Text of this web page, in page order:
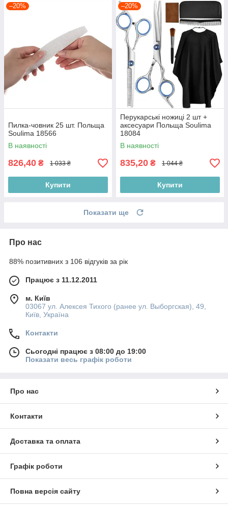
–20%
Пилка-човник 25 шт. Польща
Soulima 18566
В наявності
826,40 ₴ 1 033 ₴
Купити
–20%
Перукарські ножиці 2 шт +
аксесуари Польща Soulima
18084
В наявності
835,20 ₴ 1 044 ₴
Купити
Показати ще
Про нас
88% позитивних з 106 відгуків за рік
Працює з 11.12.2011
м. Київ
03067 ул. Алексея Тихого (ранее ул. Выборгская), 49,
Київ, Україна
Контакти
Сьогодні працює з 08:00 до 19:00
Показати весь графік роботи
Про нас
Контакти
Доставка та оплата
Графік роботи
Повна версія сайту